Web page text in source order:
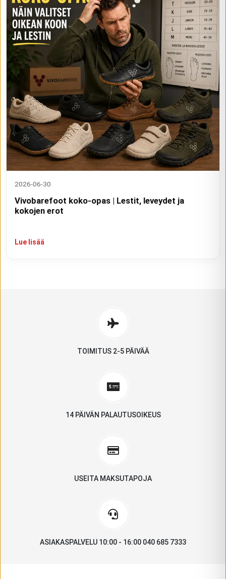
2026-06-30
Vivobarefoot koko-opas | Lestit, leveydet ja
kokojen erot
Lue lisää
TOIMITUS 2-5 PÄIVÄÄ
14 PÄIVÄN PALAUTUSOIKEUS
USEITA MAKSUTAPOJA
ASIAKASPALVELU 10:00 - 16:00 040 685 7333